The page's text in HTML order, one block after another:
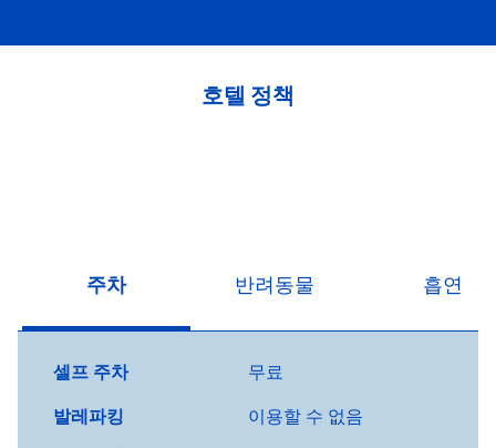
호텔 정책
주차 반려동물 흡연
셀프 주차
무료
발레파킹
이용할 수 없음